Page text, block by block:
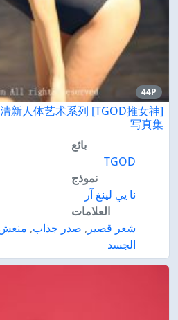
44P
新人体艺术系列 [TGOD推女神]
写真集
بائع
TGOD
نموذج
نا يي لينغ آر
العلامات
شعر قصير , صدر جذاب,
الجسد